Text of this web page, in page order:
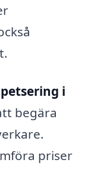
i
begära
priser